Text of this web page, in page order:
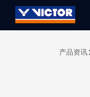
产品资讯